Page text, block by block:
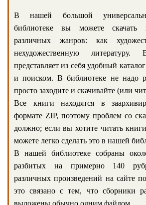
В нашей большой
библиотеке вы можете скачать
различных жанров: как
нехудожественную
представляет из себя удобный
и поиском. В библиотеке не надо
просто заходите и скачивайте (или
Все книги находятся в
формате ZIP, поэтому проблем со
должно; если вы хотите читать
можете легко сделать это в нашей
В нашей библиотеке собраны
разбитых на примерно 140
различных произведений на сайте
это связано с тем, что сборники
выложены обычно одним файлом.